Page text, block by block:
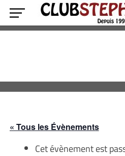
« Tous les Évènements
Cet évènement est